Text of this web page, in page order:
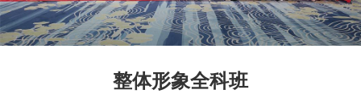
整体形象全科班